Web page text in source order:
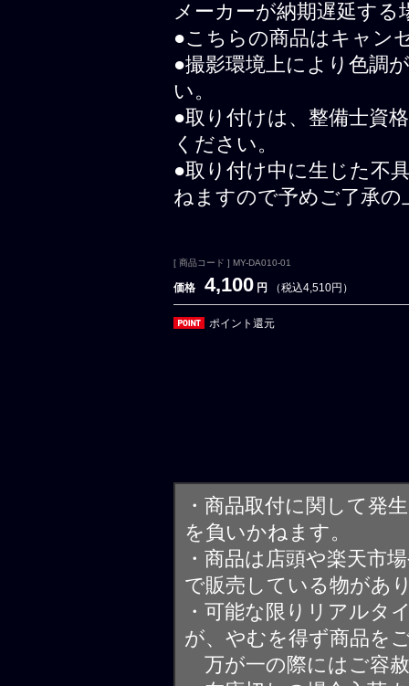
メーカーが納期遅延す
●こちらの商品はキャン
●撮影環境上により色調
い。
●取り付けは、整備士資
ください。
●取り付け中に生じた不
ねますので予めご了承
[ 商品コード ] MY-DA010-01
価格 4,100 円 （税込4,510円）
ポイント還元
・商品取付に関して発
を負いかねます。
・商品は店頭や楽天市
で販売している物があ
・可能な限りリアルタ
が、やむを得ず商品を
万が一の際にはご容